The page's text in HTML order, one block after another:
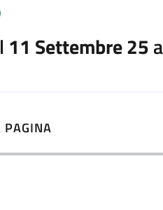
11 Settembre 25
PAGINA